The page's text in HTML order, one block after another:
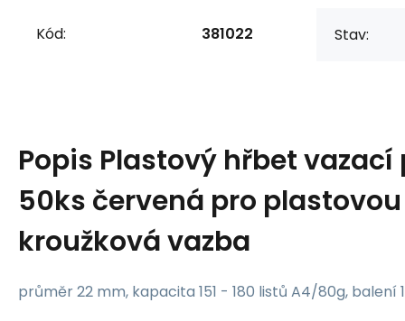
Kód: 381022 Stav:
Popis Plastový hřbet vazací
50ks červená pro
kroužková vazba
průměr 22 mm, kapacita 151 - 180 listů A4/80g, balení